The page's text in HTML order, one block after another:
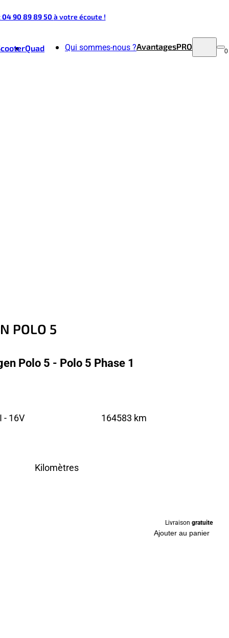
90 89 89 50à votre écoute !
Quad Qui sommes-nous ?AvantagesPRO 0
POLO 5
Polo 5 - Polo 5 Phase 1
- 16V
Kilomètres
164583 km
Livraison gratuite
Ajouter au panier